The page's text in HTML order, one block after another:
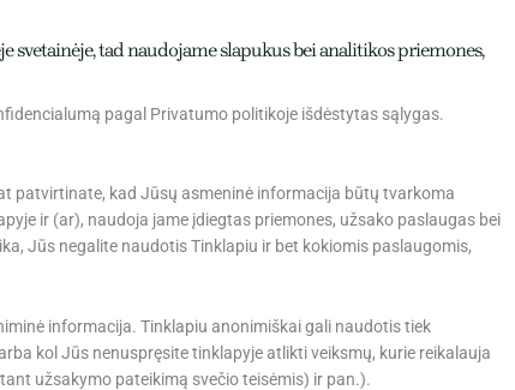
tad naudojame slapukus bei analitikos priemones,
pagal Privatumo politikoje išdėstytas sąlygas.
patvirtinate, kad Jūsų asmeninė informacija būtų tvarkoma
ir (ar), naudoja jame įdiegtas priemones, užsako paslaugas bei
Jūs negalite naudotis Tinklapiu ir bet kokiomis paslaugomis,
informacija. Tinklapiu anonimiškai gali naudotis tiek
kol Jūs nenuspręsite tinklapyje atlikti veiksmų, kurie reikalauja
užsakymo pateikimą svečio teisėmis) ir pan.).